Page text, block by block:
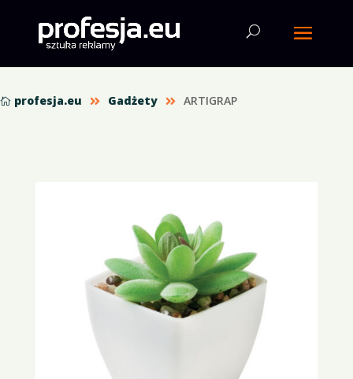
 profesja.eu  Gadżety  ARTIGRAP